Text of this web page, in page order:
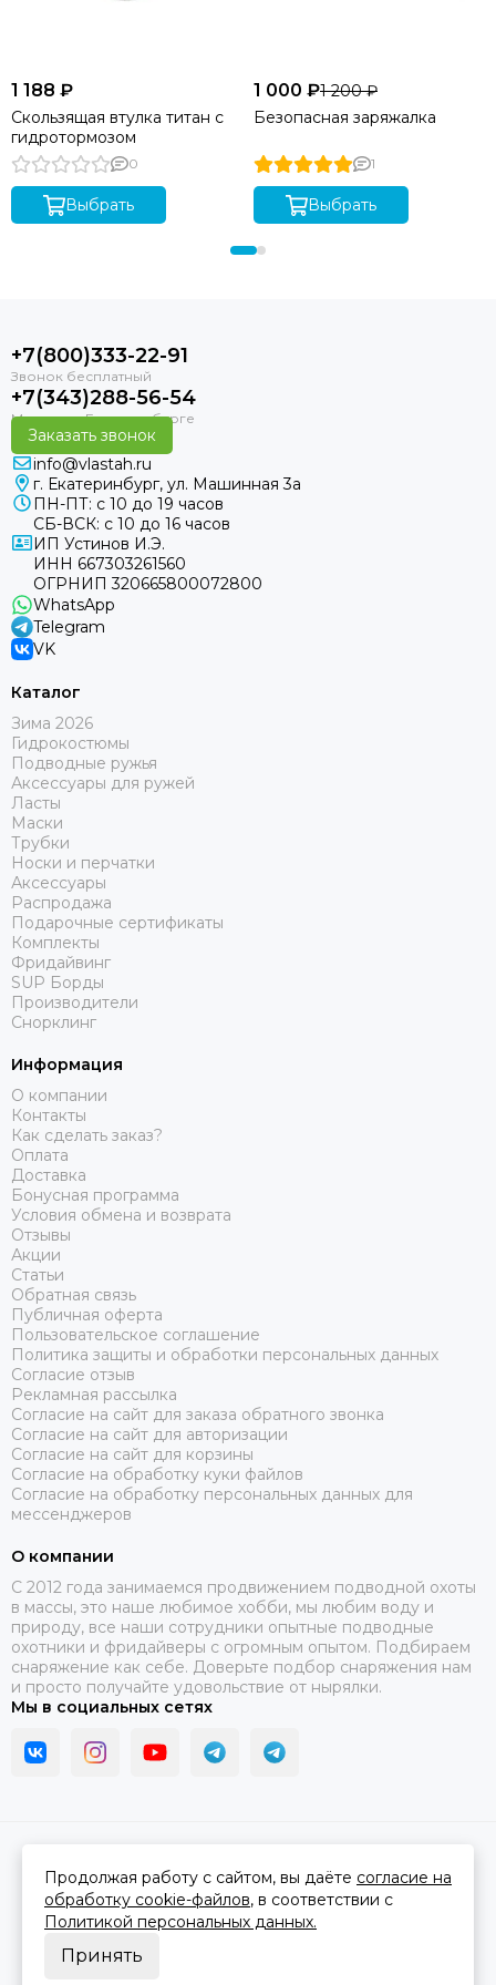
выборе. Доставка подводных ружей Пеленгас Варвар 70
1 188 ₽
Скользящая втулка титан с
гидротормозом
0
Выбрать
1 000 ₽1 200 ₽
Безопасная заряжалка
1
Выбрать
+7(800)333-22-91
+7(343)288-56-54
Заказать звонок
info@vlastah.ru
г. Екатеринбург, ул. Машинная 3а
ПН-ПТ: с 10 до 19 часов
СБ-ВСК: с 10 до 16 часов
ИП Устинов И.Э.
ИНН 667303261560
ОГРНИП 320665800072800
WhatsApp
Telegram
VK
Каталог
Зима 2026
Гидрокостюмы
Подводные ружья
Аксессуары для ружей
Ласты
Маски
Трубки
Носки и перчатки
Аксессуары
Распродажа
Подарочные сертификаты
Комплекты
Фридайвинг
SUP Борды
Производители
Снорклинг
Информация
О компании
Контакты
Как сделать заказ?
Оплата
Доставка
Бонусная программа
Условия обмена и возврата
Отзывы
Акции
Статьи
Обратная связь
Публичная оферта
Пользовательское соглашение
Политика защиты и обработки персональных данных
Согласие отзыв
Рекламная рассылка
Согласие на сайт для заказа обратного звонка
Согласие на сайт для авторизации
Согласие на сайт для корзины
Согласие на обработку куки файлов
Согласие на обработку персональных данных для
мессенджеров
О компании
C 2012 года занимаемся продвижением подводной охоты
в массы, это наше любимое хобби, мы любим воду и
природу, все наши сотрудники опытные подводные
охотники и фридайверы с огромным опытом. Подбираем
снаряжение как себе. Доверьте подбор снаряжения нам
и просто получайте удовольствие от нырялки.
Мы в социальных сетях
Сделано вMOSK.STUDIOдля платформыInSales
Продолжая работу с сайтом, вы даёте согласие на
обработку cookie-файлов, в соответствии с
Политикой персональных данных.
Принять